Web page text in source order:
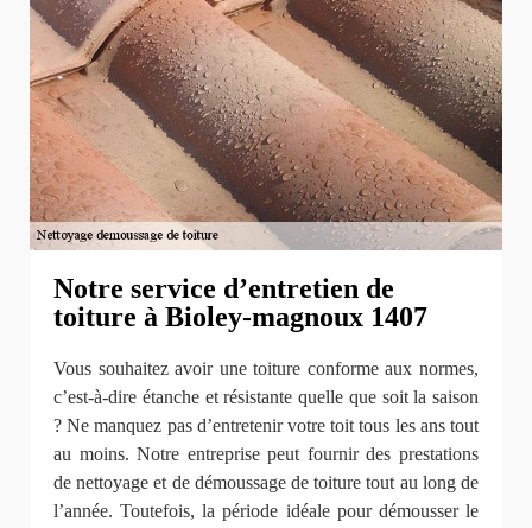
Notre service d’entretien de
toiture à Bioley-magnoux 1407
Vous souhaitez avoir une toiture conforme aux normes,
c’est-à-dire étanche et résistante quelle que soit la saison
? Ne manquez pas d’entretenir votre toit tous les ans tout
au moins. Notre entreprise peut fournir des prestations
de nettoyage et de démoussage de toiture tout au long de
l’année. Toutefois, la période idéale pour démousser le